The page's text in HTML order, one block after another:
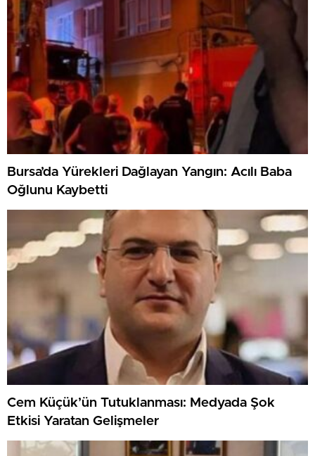
Bursa’da Yürekleri Dağlayan Yangın: Acılı Baba
Oğlunu Kaybetti
Cem Küçük’ün Tutuklanması: Medyada Şok
Etkisi Yaratan Gelişmeler